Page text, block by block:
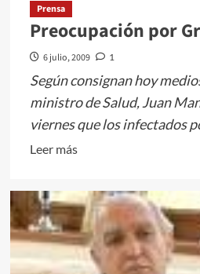
urge
a
ley
del
Consejo
la
Magistratura
Prensa
Preocupación por
6 julio, 2009 1
Según consignan hoy
ministro de Salud, Juan
viernes que los infectados
Leer másLeer
Preocupación
por
Gripe
A